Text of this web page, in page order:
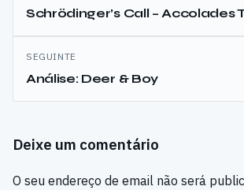
de
artigos
Schrödinger’s Call – Accolades
SEGUINTE
Análise: Deer & Boy
Deixe um comentário
O seu endereço de email não será